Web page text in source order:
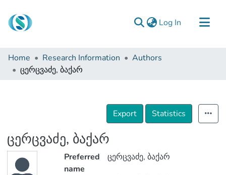
Log In (current)
Communities & Collections
Browse
Home Research Information
Authors
ცერცვაძე, ბაქარ
Export Statistics
ცერცვაძე, ბაქარ
Preferred
name
ცერცვაძე, ბაქარ